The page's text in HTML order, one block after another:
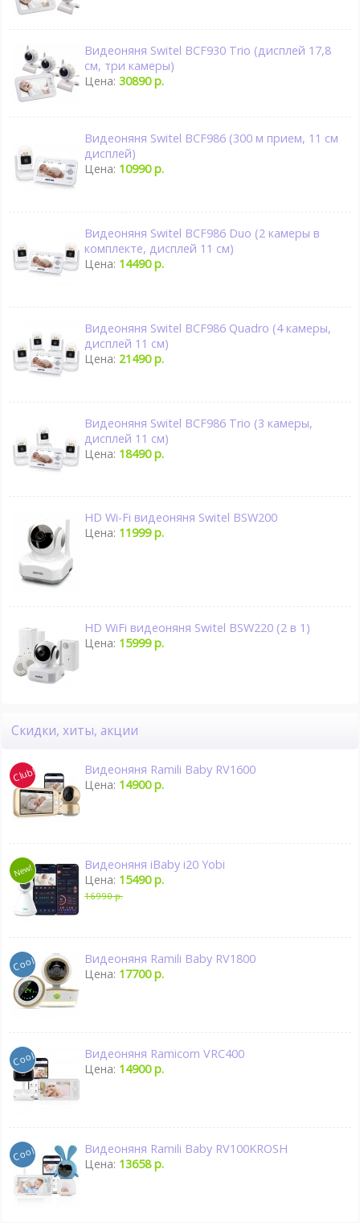
Видеоняня Switel BCF930 Trio (дисплей 17,8
см, три камеры)
Цена:30890 р.
Видеоняня Switel BCF986 (300 м прием, 11 см
дисплей)
Цена: 10990 р.
Видеоняня Switel BCF986 Duo (2 камеры в
комплекте, дисплей 11 см)
Цена: 14490 р.
Видеоняня Switel BCF986 Quadro (4 камеры,
дисплей 11 см)
Цена: 21490 р.
Видеоняня Switel BCF986 Trio (3 камеры,
дисплей 11 см)
Цена: 18490 р.
HD Wi-Fi видеоняня Switel BSW200
Цена: 11999 р.
HD WiFi видеоняня Switel BSW220 (2 в 1)
Цена: 15999 р.
Скидки, хиты, акции
Видеоняня Ramili Baby RV1600
Цена: 14900 р.
Видеоняня iBaby i20 Yobi
Цена: 15490 р.
16990 р.
Видеоняня Ramili Baby RV1800
Цена: 17700 р.
Видеоняня Ramicom VRC400
Цена: 14900 р.
Видеоняня Ramili Baby RV100KROSH
Цена: 13658 р.